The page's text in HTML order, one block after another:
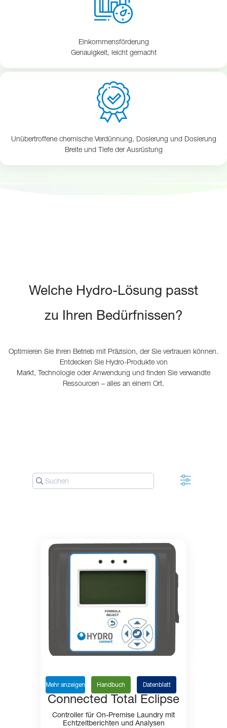
Einkommensförderung
Genauigkeit, leicht gemacht
Unübertroffene chemische Verdünnung, Dosierung und Dosierung
Breite und Tiefe der Ausrüstung
Welche Hydro-Lösung passt
zu Ihren Bedürfnissen?
Optimieren Sie Ihren Betrieb mit Präzision, der Sie vertrauen können.
Entdecken Sie Hydro-Produkte von
Markt, Technologie oder Anwendung und finden Sie verwandte
Ressourcen – alles an einem Ort.
Mehr anzeigen Handbuch Datenblatt
Connected Total Eclipse
Controller für On-Premise Laundry mit
Echtzeitberichten und Analysen